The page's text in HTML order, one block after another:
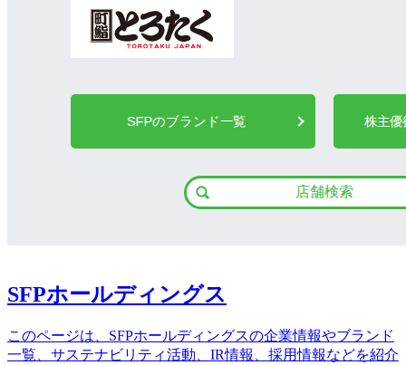
SFPホールディングス
このページは、SFPホールディングスの企業情報やブランド
一覧、サステナビリティ活動、IR情報、採用情報などを紹介